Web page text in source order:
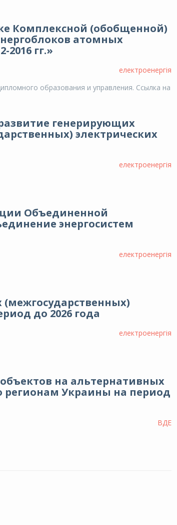
Комплексной (обобщенной)
атомных
гг.»
електроенергія
образования и управления. Сcылка на
генерирующих
электрических
електроенергія
Объединенной
энергосистем
електроенергія
до 2026 года
електроенергія
на альтернативных
регионам Украины на период
ВДЕ